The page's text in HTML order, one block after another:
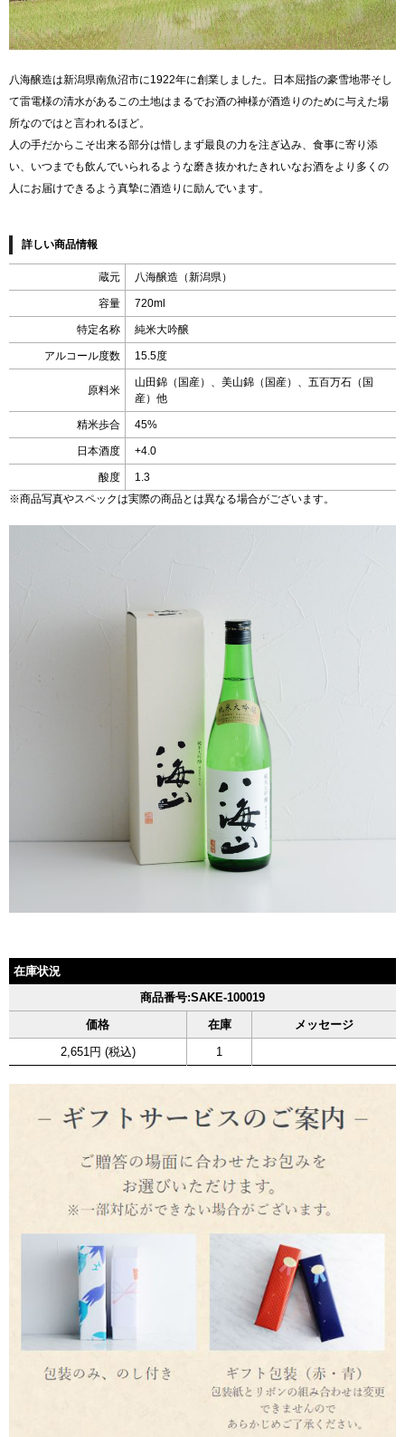
八海醸造は新潟県南魚沼市に1922年に創業しました。日本屈指の豪雪地帯そし
て雷電様の清水があるこの土地はまるでお酒の神様が酒造りのために与えた場
所なのではと言われるほど。
人の手だからこそ出来る部分は惜しまず最良の力を注ぎ込み、食事に寄り添
い、いつまでも飲んでいられるような磨き抜かれたきれいなお酒をより多くの
人にお届けできるよう真摯に酒造りに励んでいます。
詳しい商品情報
蔵元 八海醸造（新潟県）
容量 720ml
特定名称 純米大吟醸
アルコール度数 15.5度
原料米
山田錦（国産）、美山錦（国産）、五百万石（国
産）他
精米歩合 45%
日本酒度 +4.0
酸度
1.3
※商品写真やスペックは実際の商品とは異なる場合がございます。
在庫状況
商品番号:SAKE-100019
価格
在庫
メッセージ
2,651円 (税込)
1